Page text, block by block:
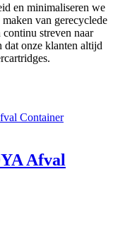
en minimaliseren we
van gerecyclede
streven naar
dat onze klanten altijd
Afval